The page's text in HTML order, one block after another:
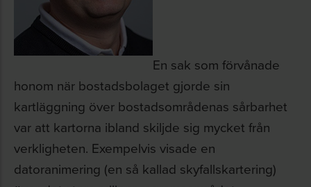
En sak som förvånade
honom när bostadsbolaget gjorde sin
kartläggning över bostadsområdenas sårbarhet
var att kartorna ibland skiljde sig mycket från
verkligheten. Exempelvis visade en
datoranimering (en så kallad skyfallskartering)